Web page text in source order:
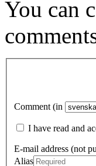
You can
Comment (in
I have read and
E-mail address (not
Alias